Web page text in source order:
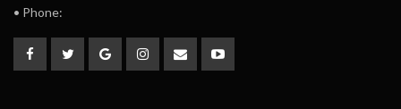
• Phone: